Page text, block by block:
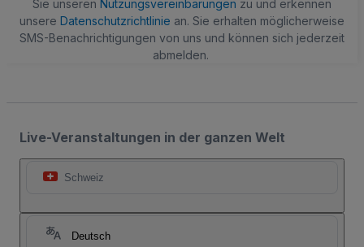
Sie unseren Nutzungsvereinbarungen zu und erkennen
unsere Datenschutzrichtlinie an. Sie erhalten möglicherweise
SMS-Benachrichtigungen von uns und können sich jederzeit
abmelden.
Live-Veranstaltungen in der ganzen Welt
Schweiz
Deutsch